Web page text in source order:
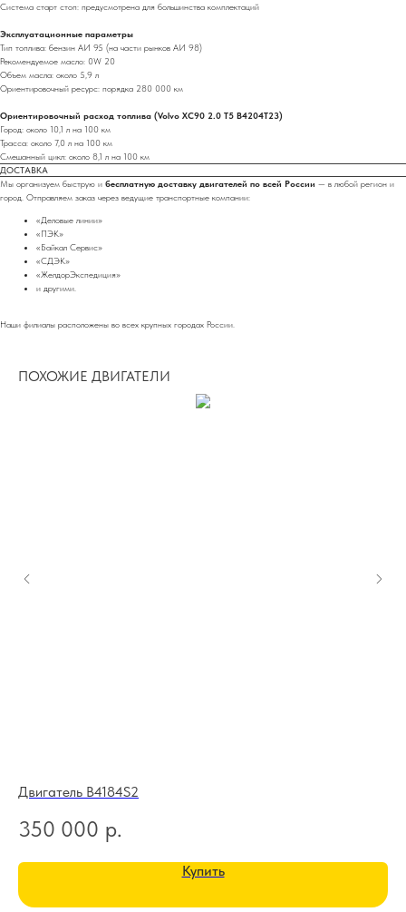
Система старт стоп: предусмотрена для большинства комплектаций
Эксплуатационные параметры
Тип топлива: бензин АИ 95 (на части рынков АИ 98)
Рекомендуемое масло: 0W 20
Объем масла: около 5,9 л
Ориентировочный ресурс: порядка 280 000 км
Ориентировочный расход топлива (Volvo XC90 2.0 T5 B4204T23)
Город: около 10,1 л на 100 км
Трасса: около 7,0 л на 100 км
Смешанный цикл: около 8,1 л на 100 км
ДОСТАВКА
Мы организуем быструю и бесплатную доставку двигателей по всей России — в любой регион и
город. Отправляем заказ через ведущие транспортные компании:
«Деловые линии»
«ПЭК»
«Байкал Сервис»
«СДЭК»
«ЖелдорЭкспедиция»
и другими.
Наши филиалы расположены во всех крупных городах России.
ПОХОЖИЕ ДВИГАТЕЛИ
Двигатель B4184S2
350 000 р.
Купить